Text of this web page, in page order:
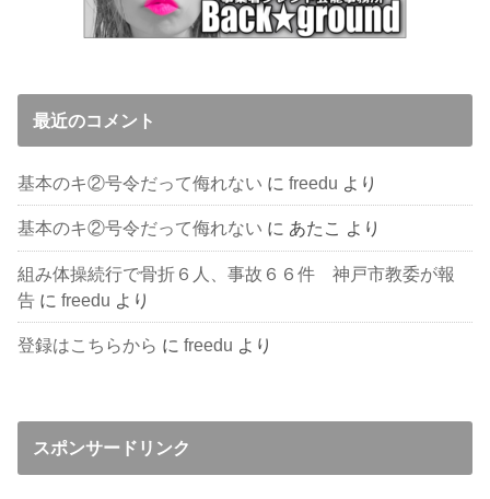
最近のコメント
基本のキ②号令だって侮れない にfreedu より
基本のキ②号令だって侮れない に あたこ より
組み体操続行で骨折６人、事故６６件 神戸市教委が報
告 にfreedu より
登録はこちらから にfreedu より
スポンサードリンク